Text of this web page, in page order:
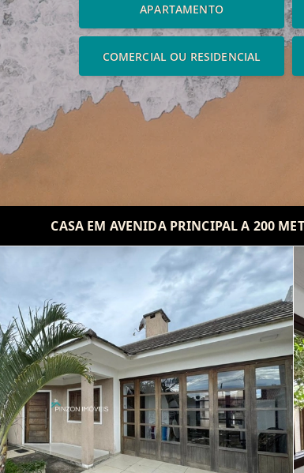
APARTAMENTO
COMERCIAL OU RESIDENCIAL
CASA EM AVENIDA PRINCIPAL A 200